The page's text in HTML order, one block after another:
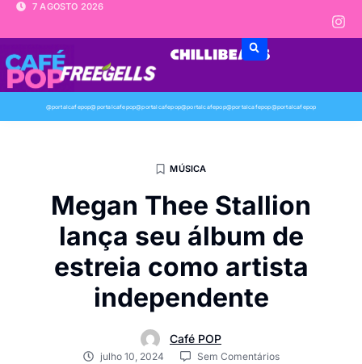
7 AGOSTO 2026
@portalcafepop@portalcafepop@portalcafepop@portalcafepop@portalcafepop@portalcafepop
MÚSICA
Megan Thee Stallion
lança seu álbum de
estreia como artista
independente
Café POP
julho 10, 2024 Sem Comentários